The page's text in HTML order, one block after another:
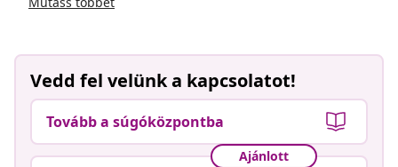
Vedd fel velünk a kapcsolatot!
Tovább a súgóközpontba
Ajánlott